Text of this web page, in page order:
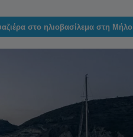
στο ηλιοβασίλεμα στη Μήλο